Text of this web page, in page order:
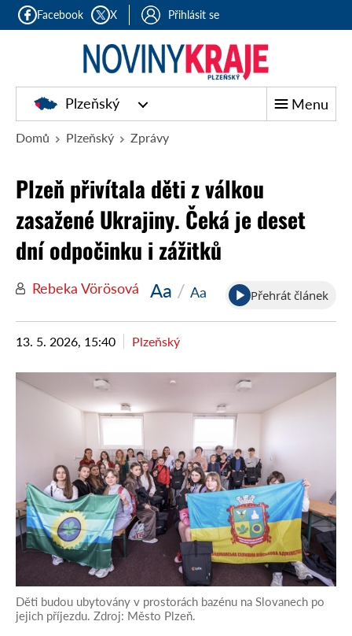
Facebook X Přihlásit se
Plzeňský Menu
Domů Plzeňský Zprávy
Plzeň přivítala děti z válkou
zasažené Ukrajiny. Čeká je deset
dní odpočinku i zážitků
Rebeka Vörösová Aa / Aa Přehrát článek
13. 5. 2026, 15:40 Plzeňský
Děti budou ubytovány v prostorách bazénu na Slovanech po
jejich příjezdu. Zdroj: Město Plzeň.